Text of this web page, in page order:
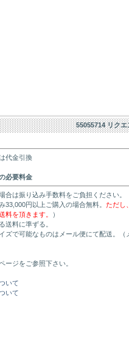
55055714 リク
代金引換
必要料金
合は振り込み手数料をご負担ください。
33,000円以上ご購入の場合無料。 ただし
料を頂きます。
）
送料に準ずる。
ズで可能なものはメール便にて配送。
ージをご参照下さい。
いて
いて